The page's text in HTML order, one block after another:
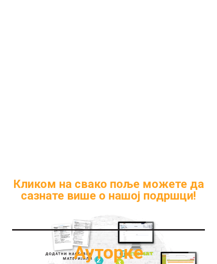
Кликом на свако поље можете да
сазнате више о нашој подршци!
Ауторке